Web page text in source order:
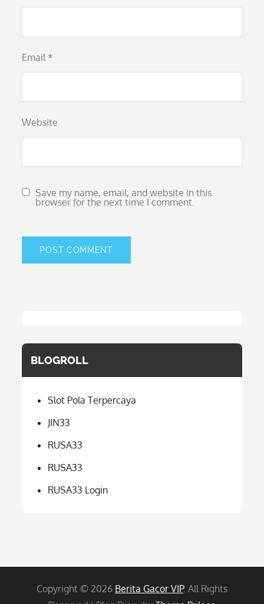
Email *
Website
Save my name, email, and website in this
browser for the next time I comment.
BLOGROLL
Slot Pola Terpercaya
JIN33
RUSA33
RUSA33
RUSA33 Login
Copyright © 2026 Berita Gacor VIP. All Rights